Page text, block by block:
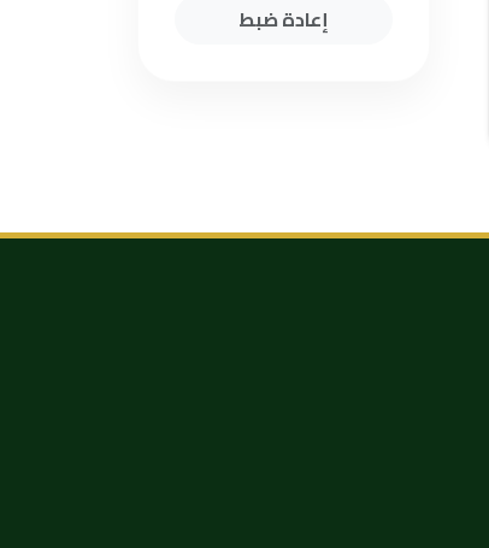
إعادة ضبط